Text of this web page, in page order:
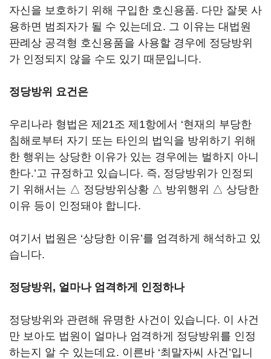
자신을 보호하기 위해 구입한 호신용품. 다만 잘못 사
용하면 범죄자가 될 수 있는데요. 그 이유는 대법원
판례상 공격형 호신용품을 사용할 경우에 정당방위
가 인정되지 않을 수도 있기 때문입니다.
정당방위 요건은
우리나라 형법은 제21조 제1항에서 ‘현재의 부당한
침해로부터 자기 또는 타인의 법익을 방위하기 위해
한 행위는 상당한 이유가 있는 경우에는 벌하지 아니
한다.’고 규정하고 있습니다. 즉, 정당방위가 인정되
기 위해서는 △ 정당방위상황 △ 방위행위 △ 상당한
이유 등이 인정돼야 합니다.
여기서 법원은 ‘상당한 이유’를 엄격하게 해석하고 있
습니다.
정당방위, 얼마나 엄격하게 인정하나
정당방위와 관련해 유명한 사건이 있습니다. 이 사건
만 보아도 법원이 얼마나 엄격하게 정당방위를 인정
하는지 알 수 있는데요. 이른바 ‘최말자씨 사건’입니